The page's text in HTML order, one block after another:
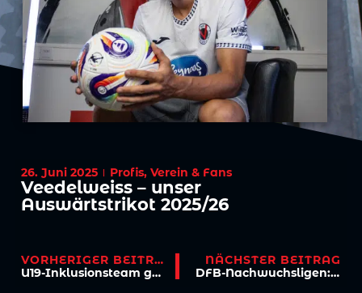
26. Juni 2025 Profis,Verein & Fans
Veedelweiss – unser
Auswärtstrikot 2025/26
VORHERIGER BEITRAG
U19-Inklusionsteam gewinnt Heimturnier
NÄCHSTER BEITRAG
DFB-Nachwuchsligen: Gruppen für U19 und U17 stehen fest